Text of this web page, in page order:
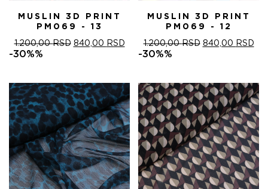
MUSLIN 3D PRINT
PM069 - 13
1.200,00RSD ОРИГИНАЛНА
1.200,00 RSD.
840,00 RSDТРЕНУТНА
ЦЕНА
-30%%
MUSLIN 3D PRINT
PM069 - 12
1.200,00RSD ОРИГИНАЛНА
1.200,00 RSD.
840,00 RSD
-30%%